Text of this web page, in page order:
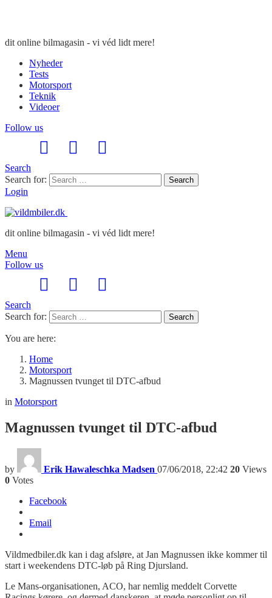
dit online bilmagasin - vi véd lidt mere!
Nyheder
Tests
Motorsport
Teknik
Videoer
Follow us
Search
Search for:
Search
Login
dit online bilmagasin - vi véd lidt mere!
Menu
Follow us
Search
Search for:
Search
You are here:
Home
Motorsport
Magnussen tvunget til DTC-afbud
in Motorsport
Magnussen tvunget til DTC-afbud
by Erik Hawaleschka Madsen 07/06/2018, 22:42 20 Views
0 Votes
Facebook
Email
Vildmedbiler.dk kan i dag afsløre, at Jan Magnussen ikke kommer til
start i weekendens DTC-løb på Ring Djursland.
Le Mans-organisationen, ACO, har nemlig meddelt Corvette